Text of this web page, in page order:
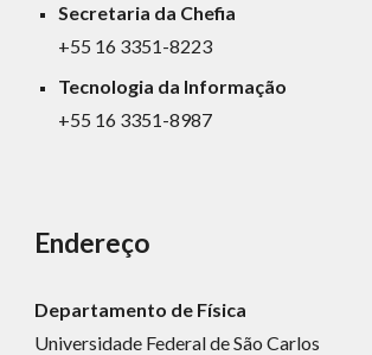
Secretaria da Chefia
+55 16 3351-8223
Tecnologia da Informação
+55 16 3351-8987
Endereço
Departamento de Física
Universidade Federal de São Carlos